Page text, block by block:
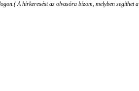
A hírkeresést az olvasóra bízom, melyben segíthet a